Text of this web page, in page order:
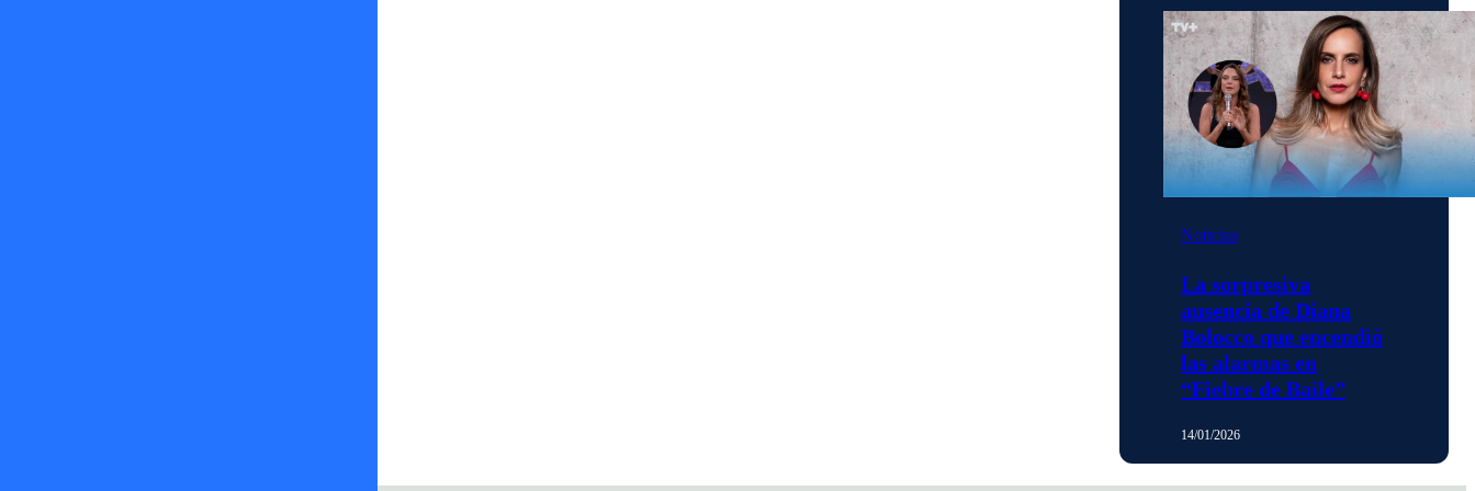
Noticias
La sorpresiva
ausencia de Diana
Bolocco que encendió
las alarmas en
“Fiebre de Baile”
14/01/2026